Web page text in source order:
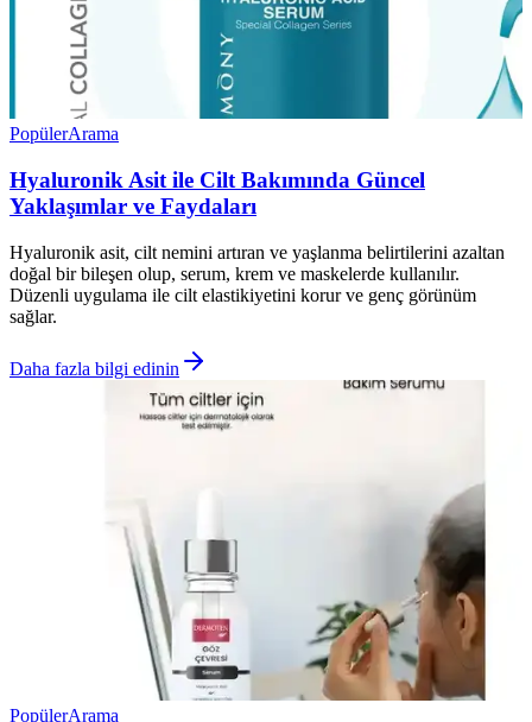
PopülerArama
Hyaluronik Asit ile Cilt Bakımında Güncel
Yaklaşımlar ve Faydaları
Hyaluronik asit, cilt nemini artıran ve yaşlanma belirtilerini azaltan
doğal bir bileşen olup, serum, krem ve maskelerde kullanılır.
Düzenli uygulama ile cilt elastikiyetini korur ve genç görünüm
sağlar.
Daha fazla bilgi edinin
PopülerArama